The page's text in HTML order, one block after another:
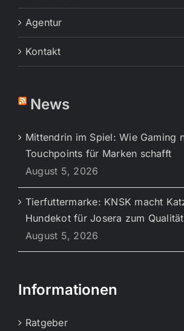
Agentur
Kontakt
News
Mittendrin im Spiel: Wie Gaming
Touchpoints für Marken schafft
August 5, 2026
Tierfuttermarke: KNSK macht
Hundekot für Josera zum
August 5, 2026
Informationen
Ratgeber